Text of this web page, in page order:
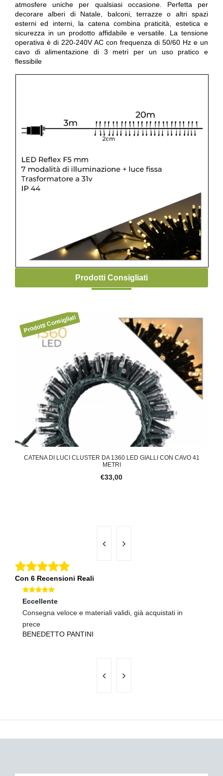
atmosfere uniche per qualsiasi occasione. Perfetta per
decorare alberi di Natale, balconi, terrazze o altri spazi
esterni ed interni, la catena combina praticità, estetica e
sicurezza in un prodotto affidabile e versatile. La tensione
operativa è di 220-240V AC con frequenza di 50/60 Hz e un
cavo di alimentazione di 3 metri per un uso pratico e
flessibile
Prodotti Consigliati
CATENA DI LUCI CLUSTER DA 1360 LED GIALLI CON CAVO 41
METRI
€33,00
Con 6 Recensioni Reali
Eccellente
Consegna veloce e materiali validi, già acquistati in
prece
BENEDETTO PANTINI